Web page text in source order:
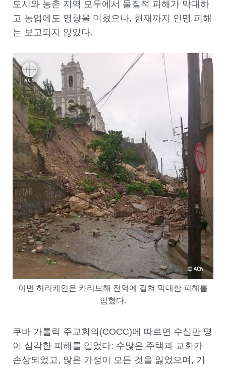
후원하기
도시와 농촌 지역 모두에서 물질적 피해가 막대하
고 농업에도 영향을 미쳤으나, 현재까지 인명 피해
는 보고되지 않았다.
이번 허리케인은 카리브해 전역에 걸쳐 막대한 피해를
입혔다.
쿠바 가톨릭 주교회의(COCC)에 따르면 수십만 명
이 심각한 피해를 입었다: 수많은 주택과 교회가
손상되었고, 많은 가정이 모든 것을 잃었으며, 기